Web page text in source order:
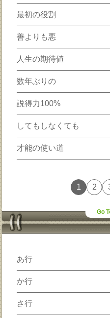
最初の役割
善よりも悪
人生の期待値
数年ぶりの
説得力100%
してもしなくても
才能の使い道
1 2
Go
あ行
か行
さ行